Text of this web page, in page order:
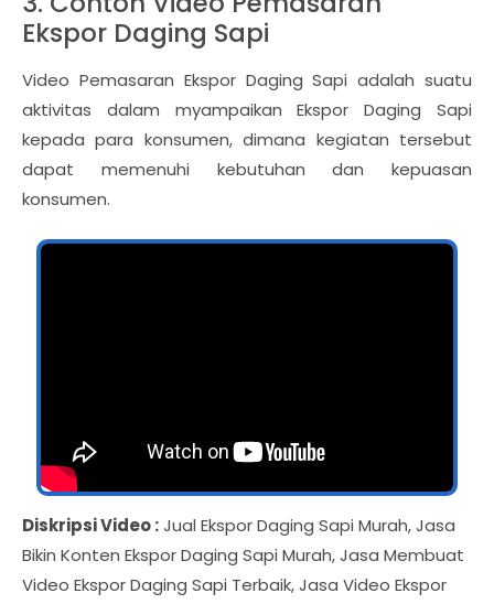
Ekspor Daging Sapi
Video Pemasaran Ekspor Daging Sapi adalah suatu
aktivitas dalam myampaikan Ekspor Daging Sapi
kepada para konsumen, dimana kegiatan tersebut
dapat memenuhi kebutuhan dan kepuasan
konsumen.
Diskripsi Video :Jual Ekspor Daging Sapi Murah, Jasa
Bikin Konten Ekspor Daging Sapi Murah, Jasa Membuat
Video Ekspor Daging Sapi Terbaik, Jasa Video Ekspor